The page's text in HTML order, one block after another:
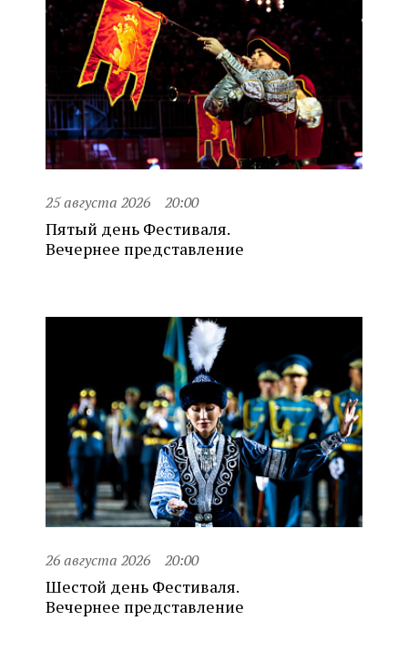
25 августа 2026 20:00
Пятый день Фестиваля.
Вечернее представление
26 августа 2026 20:00
Шестой день Фестиваля.
Вечернее представление